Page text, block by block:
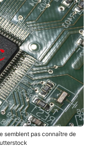
semblent pas connaître de